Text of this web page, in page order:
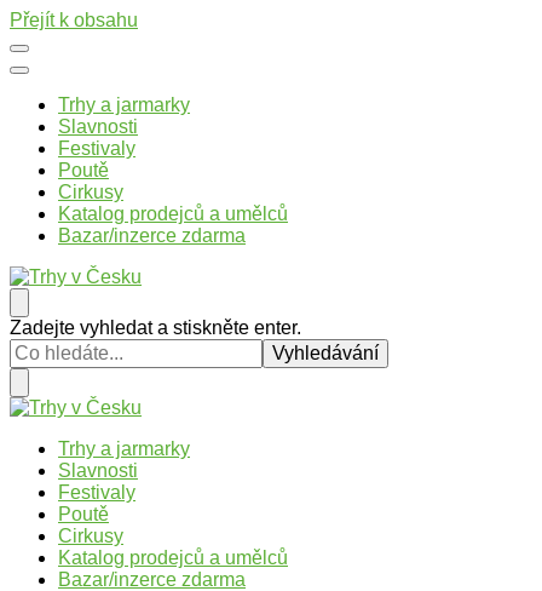
Přejít k obsahu
Trhy a jarmarky
Slavnosti
Festivaly
Poutě
Cirkusy
Katalog prodejců a umělců
Bazar/inzerce zdarma
Trhy v Česku
Trhy, jarmarky, slavnosti a poutě v České republice
Hledáte
něco
?
Zadejte vyhledat a stiskněte enter.
Trhy v Česku
Trhy, jarmarky, slavnosti a poutě v České republice
Trhy a jarmarky
Slavnosti
Festivaly
Poutě
Cirkusy
Katalog prodejců a umělců
Bazar/inzerce zdarma